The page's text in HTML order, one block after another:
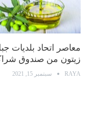
معاصر اتحاد بلديات
زيتون من صندوق شراكة
RAYA سبتمبر 15, 2021